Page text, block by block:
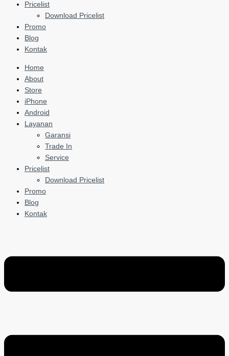
Pricelist
Download Pricelist
Promo
Blog
Kontak
Home
About
Store
iPhone
Android
Layanan
Garansi
Trade In
Service
Pricelist
Download Pricelist
Promo
Blog
Kontak